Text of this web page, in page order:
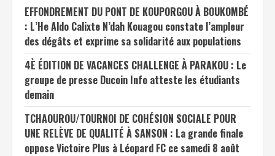
EFFONDREMENT DU PONT DE KOUPORGOU À BOUKOMBÉ
: L’He Aldo Calixte N’dah Kouagou constate l’ampleur
des dégâts et exprime sa solidarité aux populations
4È ÉDITION DE VACANCES CHALLENGE À PARAKOU : Le
groupe de presse Ducoin Info atteste les étudiants
demain
TCHAOUROU/TOURNOI DE COHÉSION SOCIALE POUR
UNE RELÈVE DE QUALITÉ À SANSON : La grande finale
oppose Victoire Plus à Léopard FC ce samedi 8 août